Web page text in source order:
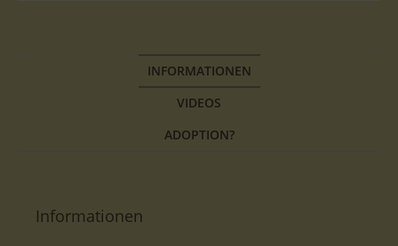
INFORMATIONEN
VIDEOS
ADOPTION?
Informationen